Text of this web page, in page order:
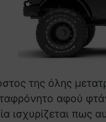
της όλης
αφού
ισχυρίζεται πως